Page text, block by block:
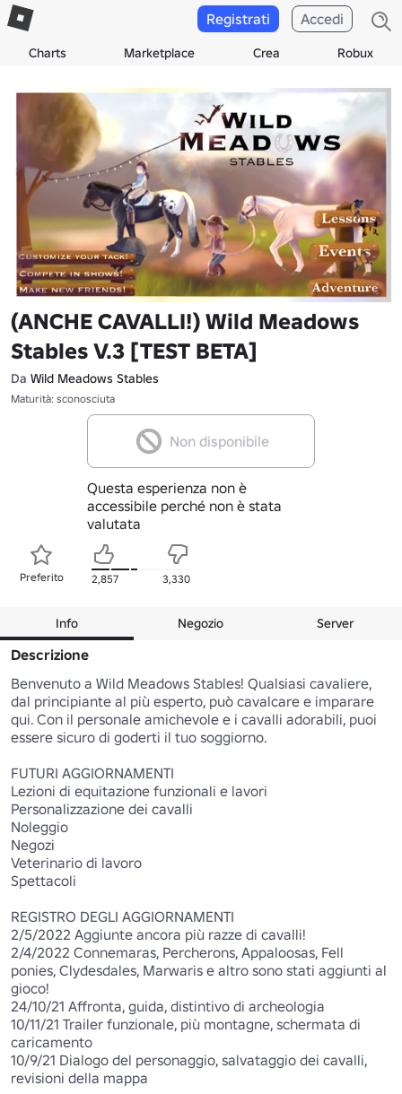
Charts Marketplace Crea Robux
Registrati Accedi
(ANCHE CAVALLI!) Wild Meadows
Stables V.3 [TEST BETA]
Da Wild Meadows Stables
Maturità: sconosciuta
Non disponibile
Questa esperienza non è
accessibile perché non è stata
valutata
Preferito 2,857 3,330
Info Negozio Server
Descrizione
Benvenuto a Wild Meadows Stables! Qualsiasi cavaliere,
dal principiante al più esperto, può cavalcare e imparare
qui. Con il personale amichevole e i cavalli adorabili, puoi
essere sicuro di goderti il tuo soggiorno.
FUTURI AGGIORNAMENTI
Lezioni di equitazione funzionali e lavori
Personalizzazione dei cavalli
Noleggio
Negozi
Veterinario di lavoro
Spettacoli
REGISTRO DEGLI AGGIORNAMENTI
2/5/2022 Aggiunte ancora più razze di cavalli!
2/4/2022 Connemaras, Percherons, Appaloosas, Fell
ponies, Clydesdales, Marwaris e altro sono stati aggiunti al
gioco!
24/10/21 Affronta, guida, distintivo di archeologia
10/11/21 Trailer funzionale, più montagne, schermata di
caricamento
10/9/21 Dialogo del personaggio, salvataggio dei cavalli,
revisioni della mappa